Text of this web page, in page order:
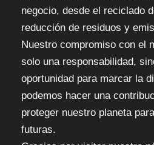
negocio, desde el reciclado
reducción de residuos y
Nuestro compromiso con el
solo una responsabilidad,
oportunidad para marcar la
podemos hacer una
proteger nuestro planeta
futuras.